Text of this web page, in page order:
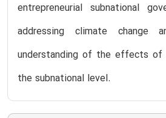
entrepreneurial subnational
addressing climate change
understanding of the effects of
the subnational level.